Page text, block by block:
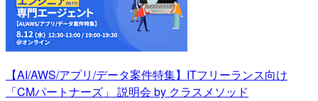
【AI/AWS/アプリ/データ案件特集】ITフリーランス向け
「CMパートナーズ」 説明会 by クラスメソッド